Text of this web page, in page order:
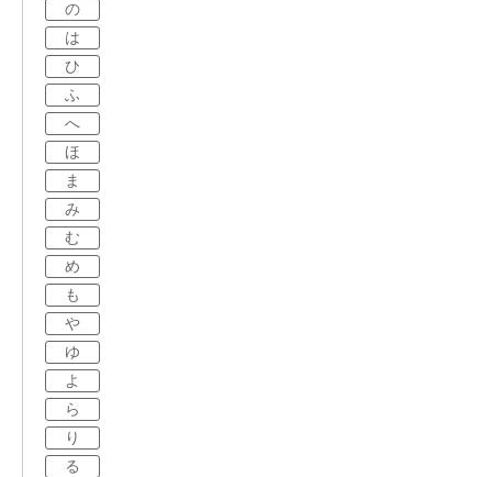
の
は
ひ
ふ
へ
ほ
ま
み
む
め
も
や
ゆ
よ
ら
り
る